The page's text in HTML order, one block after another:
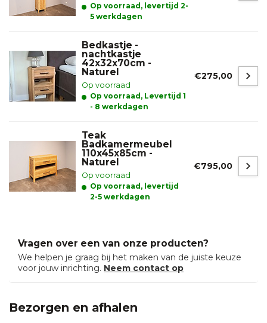
Op voorraad, levertijd 2-
5 werkdagen
Bedkastje -
nachtkastje
42x32x70cm -
Naturel
Op voorraad
Op voorraad, Levertijd 1
- 8 werkdagen
€275,00
Teak
Badkamermeubel
110x45x85cm -
Naturel
Op voorraad
Op voorraad, levertijd
2-5 werkdagen
€795,00
Vragen over een van onze producten?
We helpen je graag bij het maken van de juiste keuze
voor jouw inrichting. Neem contact op
Bezorgen en afhalen